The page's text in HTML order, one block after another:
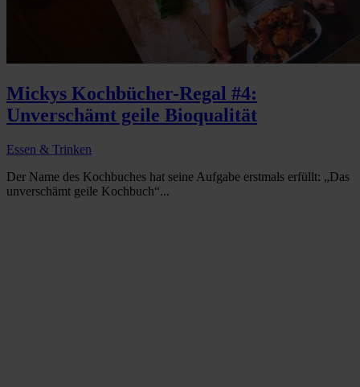
Mickys Kochbücher-Regal #4:
Unverschämt geile Bioqualität
Essen & Trinken
Der Name des Kochbuches hat seine Aufgabe erstmals erfüllt: „Das
unverschämt geile Kochbuch“...